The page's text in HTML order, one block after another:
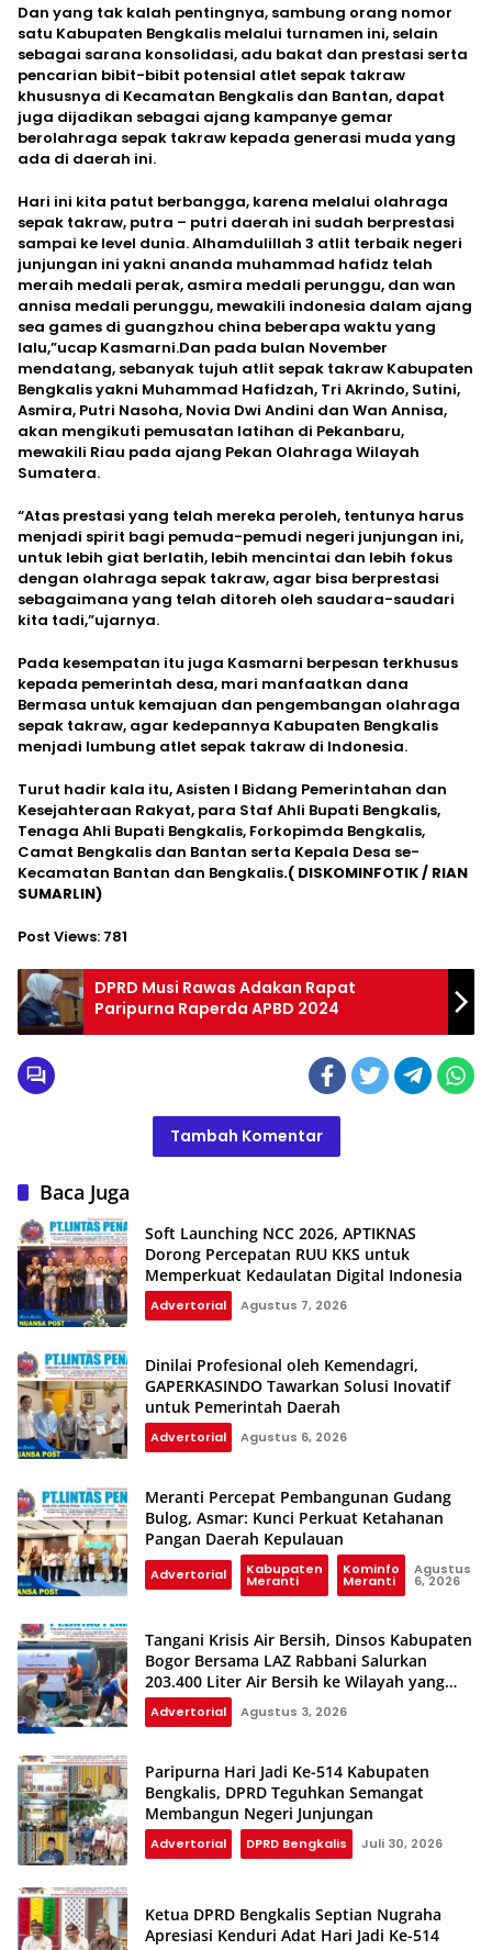
Dan yang tak kalah pentingnya, sambung orang nomor
satu Kabupaten Bengkalis melalui turnamen ini, selain
sebagai sarana konsolidasi, adu bakat dan prestasi serta
pencarian bibit-bibit potensial atlet sepak takraw
khususnya di Kecamatan Bengkalis dan Bantan, dapat
juga dijadikan sebagai ajang kampanye gemar
berolahraga sepak takraw kepada generasi muda yang
ada di daerah ini.
Hari ini kita patut berbangga, karena melalui olahraga
sepak takraw, putra – putri daerah ini sudah berprestasi
sampai ke level dunia. Alhamdulillah 3 atlit terbaik negeri
junjungan ini yakni ananda muhammad hafidz telah
meraih medali perak, asmira medali perunggu, dan wan
annisa medali perunggu, mewakili indonesia dalam ajang
sea games di guangzhou china beberapa waktu yang
lalu,”ucap Kasmarni.Dan pada bulan November
mendatang, sebanyak tujuh atlit sepak takraw Kabupaten
Bengkalis yakni Muhammad Hafidzah, Tri Akrindo, Sutini,
Asmira, Putri Nasoha, Novia Dwi Andini dan Wan Annisa,
akan mengikuti pemusatan latihan di Pekanbaru,
mewakili Riau pada ajang Pekan Olahraga Wilayah
Sumatera.
“Atas prestasi yang telah mereka peroleh, tentunya harus
menjadi spirit bagi pemuda-pemudi negeri junjungan ini,
untuk lebih giat berlatih, lebih mencintai dan lebih fokus
dengan olahraga sepak takraw, agar bisa berprestasi
sebagaimana yang telah ditoreh oleh saudara-saudari
kita tadi,”ujarnya.
Pada kesempatan itu juga Kasmarni berpesan terkhusus
kepada pemerintah desa, mari manfaatkan dana
Bermasa untuk kemajuan dan pengembangan olahraga
sepak takraw, agar kedepannya Kabupaten Bengkalis
menjadi lumbung atlet sepak takraw di Indonesia.
Turut hadir kala itu, Asisten I Bidang Pemerintahan dan
Kesejahteraan Rakyat, para Staf Ahli Bupati Bengkalis,
Tenaga Ahli Bupati Bengkalis, Forkopimda Bengkalis,
Camat Bengkalis dan Bantan serta Kepala Desa se-
Kecamatan Bantan dan Bengkalis.( DISKOMINFOTIK / RIAN
SUMARLIN)
Post Views: 781
DPRD Musi Rawas Adakan Rapat
Paripurna Raperda APBD 2024
Tambah Komentar
Baca Juga
Soft Launching NCC 2026, APTIKNAS
Dorong Percepatan RUU KKS untuk
Memperkuat Kedaulatan Digital Indonesia
Advertorial Agustus 7, 2026
Dinilai Profesional oleh Kemendagri,
GAPERKASINDO Tawarkan Solusi Inovatif
untuk Pemerintah Daerah
Advertorial Agustus 6, 2026
Meranti Percepat Pembangunan Gudang
Bulog, Asmar: Kunci Perkuat Ketahanan
Pangan Daerah Kepulauan
Advertorial Kabupaten
Meranti
Kominfo
Meranti
Agustus
6, 2026
Tangani Krisis Air Bersih, Dinsos Kabupaten
Bogor Bersama LAZ Rabbani Salurkan
203.400 Liter Air Bersih ke Wilayah yang
Terdampak Kekeringan
Advertorial Agustus 3, 2026
Paripurna Hari Jadi Ke-514 Kabupaten
Bengkalis, DPRD Teguhkan Semangat
Membangun Negeri Junjungan
Advertorial DPRD Bengkalis Juli 30, 2026
Ketua DPRD Bengkalis Septian Nugraha
Apresiasi Kenduri Adat Hari Jadi Ke-514